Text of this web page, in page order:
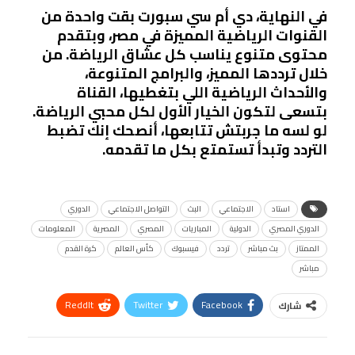
في النهاية، دي أم سي سبورت بقت واحدة من
القنوات الرياضية المميزة في مصر، وبتقدم
محتوى متنوع يناسب كل عشاق الرياضة. من
خلال ترددها المميز، والبرامج المتنوعة،
والأحداث الرياضية اللي بتغطيها، القناة
بتسعى لتكون الخيار الأول لكل محبي الرياضة.
لو لسه ما جربتش تتابعها، أنصحك إنك تضبط
التردد وتبدأ تستمتع بكل ما تقدمه.
استاد الاجتماعي البث التواصل الاجتماعي
الدوري
الدوري المصري
الدولية المباريات المصري المصرية
المعلومات
الممتاز
بث مباشر تردد فيسبوك كأس العالم
كرة القدم
مباشر
شارك Facebook
Twitter
ReddIt